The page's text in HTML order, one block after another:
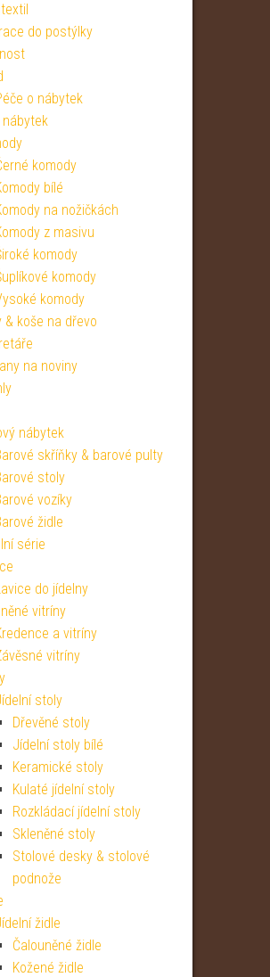
039 Kč.
do postýlky
o nábytek
nábytek
komody
bílé
na nožičkách
z masivu
komody
komody
komody
& koše na dřevo
na noviny
nábytek
skříňky & barové pulty
stoly
vozíky
židle
série
do jídelny
vitríny
a vitríny
vitríny
stoly
Dřevěné stoly
Jídelní stoly bílé
Keramické stoly
Kulaté jídelní stoly
Rozkládací jídelní stoly
Skleněné stoly
Stolové desky & stolové
podnože
židle
Čalouněné židle
Kožené židle